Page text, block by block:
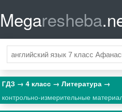
Megaresheba
ГДЗ 4 класс
Литература
контрольно-измерительные